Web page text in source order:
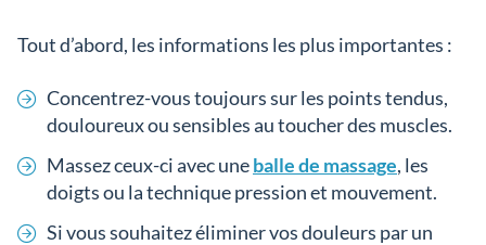
Tout d’abord, les informations les plus importantes :
Concentrez-vous toujours sur les points tendus,
douloureux ou sensibles au toucher des muscles.
Massez ceux-ci avec uneballe de massage, les
doigts ou la technique pression et mouvement.
Si vous souhaitez éliminer vos douleurs par un